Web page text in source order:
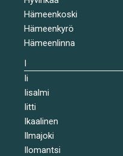
Hämeenkoski
Hämeenkyrö
Hämeenlinna
I
Ii
Iisalmi
Iitti
Ikaalinen
Ilmajoki
Ilomantsi